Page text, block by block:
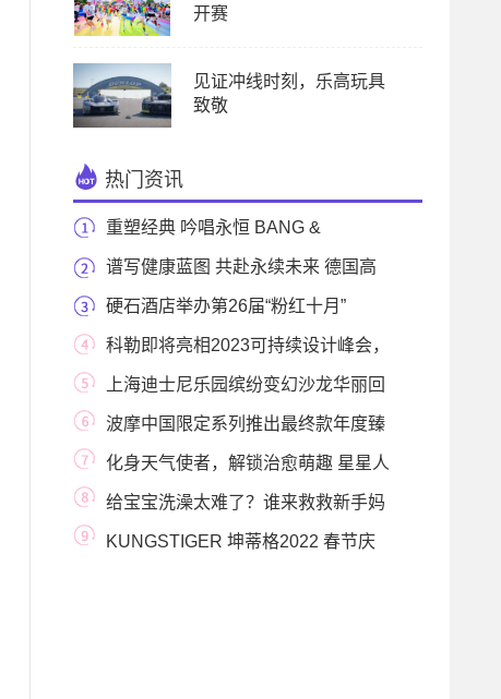
开赛
见证冲线时刻，乐高玩具
致敬
热门资讯
重塑经典 吟唱永恒 BANG &
OLUFSEN 铂傲 推出“再
谱写健康蓝图 共赴永续未来 德国高
仪携高仪SP
硬石酒店举办第26届“粉红十月”
（PINKTOBER®）公
科勒即将亮相2023可持续设计峰会，
许以更好的未
上海迪士尼乐园缤纷变幻沙龙华丽回
归，2023年
波摩中国限定系列推出最终款年度臻
酿：波摩4
化身天气使者，解锁治愈萌趣 星星人
「好梦气象
给宝宝洗澡太难了？谁来救救新手妈
妈 KUNGSTIGER 坤蒂格2022 春节庆